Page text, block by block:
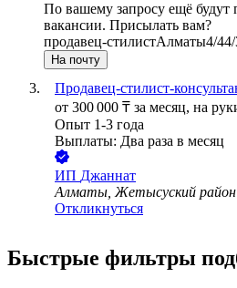
По вашему запросу ещё будут
вакансии. Присылать вам?
продавец-стилистАлматы4/4
На почту
Продавец-стилист-
от 300 000 ₸ за месяц, на
Опыт 1-3 года
Выплаты: Два раза в месяц
ИП Джаннат
Алматы, Жетысуский район
Откликнуться
Быстрые фильтры